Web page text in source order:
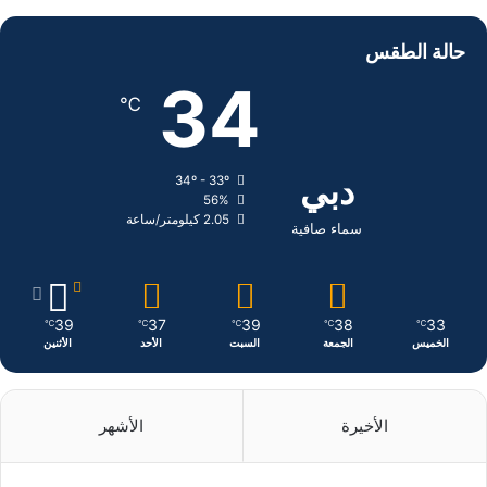
د
ن
ق
ا
حالة الطقس
دبي
سماء صافية
34
℃
56%
2.05 كيلومتر/ساعة
33
℃
الخميس
38
℃
الجمعة
39
℃
السبت
37
℃
الأحد
39
℃
الأثنين
الأخيرة الأشهر